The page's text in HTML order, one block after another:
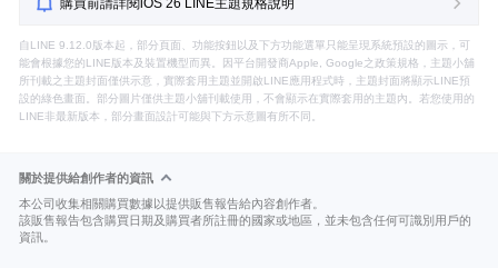
購買前請詳閱iOS 26 LINE主題規格說明
自LINE 9.12.0版本起，部分頁面、功能按鈕以及下方功能選單只能呈現系統預設的圖示，可
能會根據您的LINE版本及裝置機型而異。因平台開發商Apple, Google之政策規格，主題小舖
所刊載之主題封面僅供示意，實際套用主題並開啟LINE應用程式時，主題封面將顯示LINE預
設的綠色畫面。部分圖片僅供主題小舖刊載使用，不會顯示在實際套用的主題內。若您使用的
LINE非最新版本，部分畫面設計可能與下方示意圖有所不同。
關於提供給創作者的資訊
本公司收集相關購買數據以提供販售報告給內容創作者。
該販售報告包含購買日期及購買者所註冊的國家或地區，並未包含任何可識別用戶的
資訊。